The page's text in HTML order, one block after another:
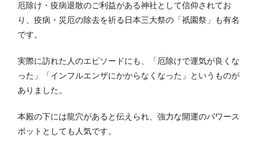
厄除け・疫病退散のご利益がある神社として信仰されてお
り、疫病・災厄の除去を祈る日本三大祭の「祇園祭」も有名
です。
実際に訪れた人のエピソードにも、「厄除けで運気が良くな
った」「インフルエンザにかからなくなった」というものが
ありました。
本殿の下には龍穴があると伝えられ、強力な開運のパワース
ポットとしても人気です。